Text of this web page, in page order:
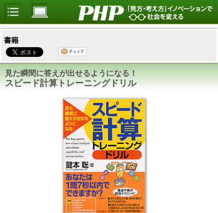
書籍
見た瞬間に答えが出せるようになる！
スピード計算トレーニングドリル